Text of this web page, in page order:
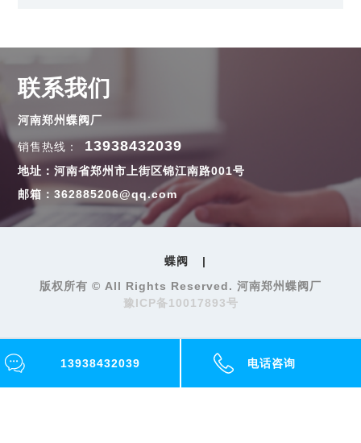
联系我们
河南郑州蝶阀厂
销售热线： 13938432039
地址：河南省郑州市上街区锦江南路001号
邮箱：362885206@qq.com
蝶阀
|
版权所有 © All Rights Reserved. 河南郑州蝶阀厂
豫ICP备10017893号
13938432039 电话咨询